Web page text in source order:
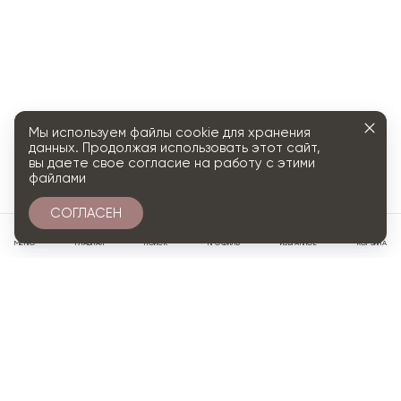
МЕНЮ ГЛАВНАЯ ПОИСК ПРОФИЛЬ ИЗБРАННОЕ КОРЗИНА
Мы используем файлы cookie для хранения
данных. Продолжая использовать этот сайт,
вы даете свое согласие на работу с этими
файлами
СОГЛАСЕН